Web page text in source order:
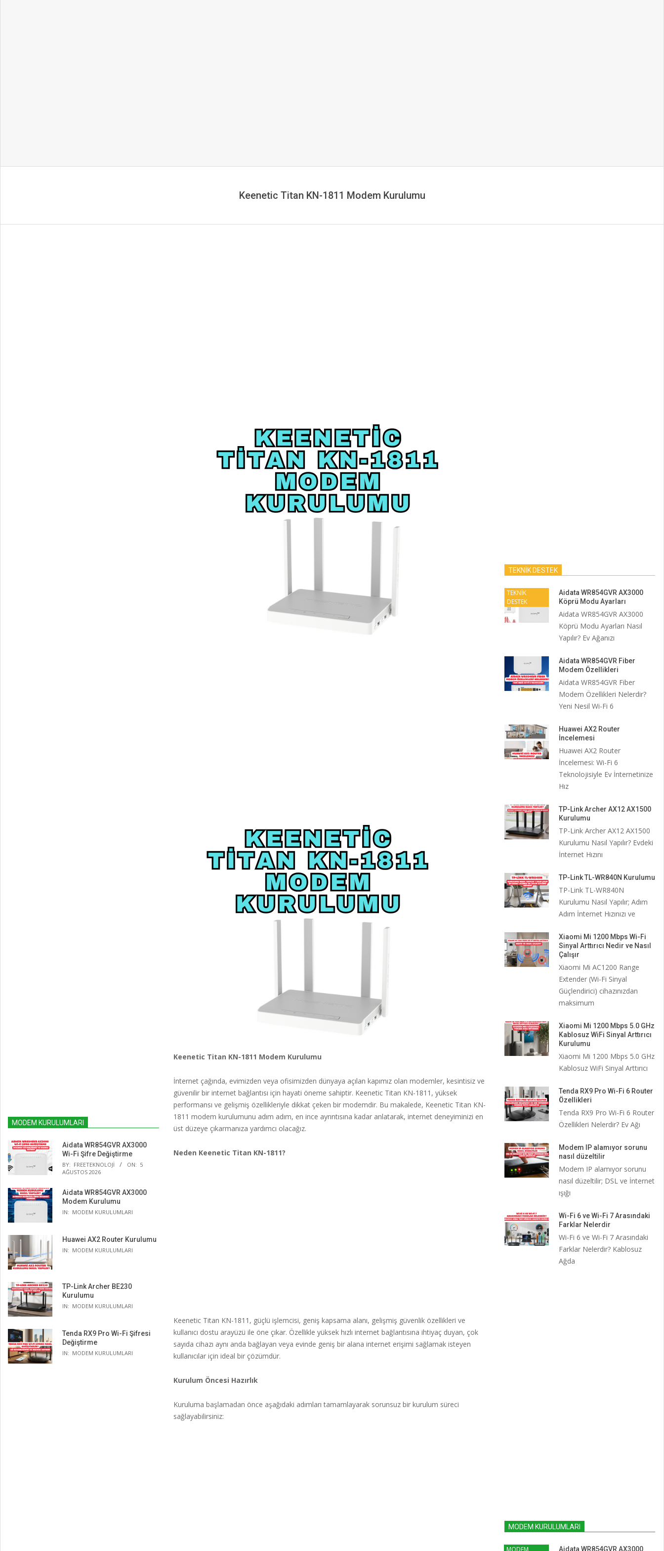
Keenetic Titan KN-1811 Modem Kurulumu
Keenetic Titan KN-1811 Modem Kurulumu
İnternet çağında, evimizden veya ofisimizden dünyaya açılan kapımız olan modemler, kesintisiz ve
güvenilir bir internet bağlantısı için hayati öneme sahiptir. Keenetic Titan KN-1811, yüksek
performansı ve gelişmiş özellikleriyle dikkat çeken bir modemdir. Bu makalede, Keenetic Titan KN-
1811 modem kurulumunu adım adım, en ince ayrıntısına kadar anlatarak, internet deneyiminizi en
üst düzeye çıkarmanıza yardımcı olacağız.
Neden Keenetic Titan KN-1811?
Keenetic Titan KN-1811, güçlü işlemcisi, geniş kapsama alanı, gelişmiş güvenlik özellikleri ve
kullanıcı dostu arayüzü ile öne çıkar. Özellikle yüksek hızlı internet bağlantısına ihtiyaç duyan, çok
sayıda cihazı aynı anda bağlayan veya evinde geniş bir alana internet erişimi sağlamak isteyen
kullanıcılar için ideal bir çözümdür.
Kurulum Öncesi Hazırlık
Kuruluma başlamadan önce aşağıdaki adımları tamamlayarak sorunsuz bir kurulum süreci
sağlayabilirsiniz:
MODEM KURULUMLARI
Aidata WR854GVR AX3000
Wi-Fi Şifre Değiştirme
BY: FREETEKNOLOJI ON: 5
AĞUSTOS 2026
Aidata WR854GVR AX3000
Modem Kurulumu
IN: MODEM KURULUMLARI
Huawei AX2 Router Kurulumu
IN: MODEM KURULUMLARI
TP-Link Archer BE230
Kurulumu
IN: MODEM KURULUMLARI
Tenda RX9 Pro Wi-Fi Şifresi
Değiştirme
IN: MODEM KURULUMLARI
TEKNİK DESTEK
TEKNİK
DESTEK
Aidata WR854GVR AX3000
Köprü Modu Ayarları
Aidata WR854GVR AX3000
Köprü Modu Ayarları Nasıl
Yapılır? Ev Ağanızı
Aidata WR854GVR Fiber
Modem Özellikleri
Aidata WR854GVR Fiber
Modem Özellikleri Nelerdir?
Yeni Nesil Wi-Fi 6
Huawei AX2 Router
İncelemesi
Huawei AX2 Router
İncelemesi: Wi-Fi 6
Teknolojisiyle Ev İnternetinize
Hız
TP-Link Archer AX12 AX1500
Kurulumu
TP-Link Archer AX12 AX1500
Kurulumu Nasıl Yapılır? Evdeki
İnternet Hızını
TP-Link TL-WR840N Kurulumu
TP-Link TL-WR840N
Kurulumu Nasıl Yapılır; Adım
Adım İnternet Hızınızı ve
Xiaomi Mi 1200 Mbps Wi-Fi
Sinyal Arttırıcı Nedir ve Nasıl
Çalışır
Xiaomi Mi AC1200 Range
Extender (Wi-Fi Sinyal
Güçlendirici) cihazınızdan
maksimum
Xiaomi Mi 1200 Mbps 5.0 GHz
Kablosuz WiFi Sinyal Arttırıcı
Kurulumu
Xiaomi Mi 1200 Mbps 5.0 GHz
Kablosuz WiFi Sinyal Arttırıcı
Tenda RX9 Pro Wi-Fi 6 Router
Özellikleri
Tenda RX9 Pro Wi-Fi 6 Router
Özellikleri Nelerdir? Ev Ağı
Modem IP alamıyor sorunu
nasıl düzeltilir
Modem IP alamıyor sorunu
nasıl düzeltilir; DSL ve İnternet
ışığı
Wi-Fi 6 ve Wi-Fi 7 Arasındaki
Farklar Nelerdir
Wi-Fi 6 ve Wi-Fi 7 Arasındaki
Farklar Nelerdir? Kablosuz
Ağda
MODEM KURULUMLARI
MODEM Aidata WR854GVR AX3000